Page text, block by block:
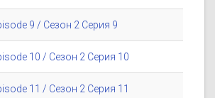
9 / Сезон 2 Серия 9
10 / Сезон 2 Серия 10
11 / Сезон 2 Серия 11